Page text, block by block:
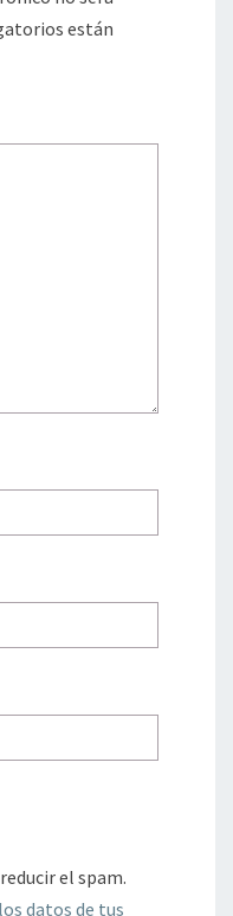
están
el spam.
datos de tus